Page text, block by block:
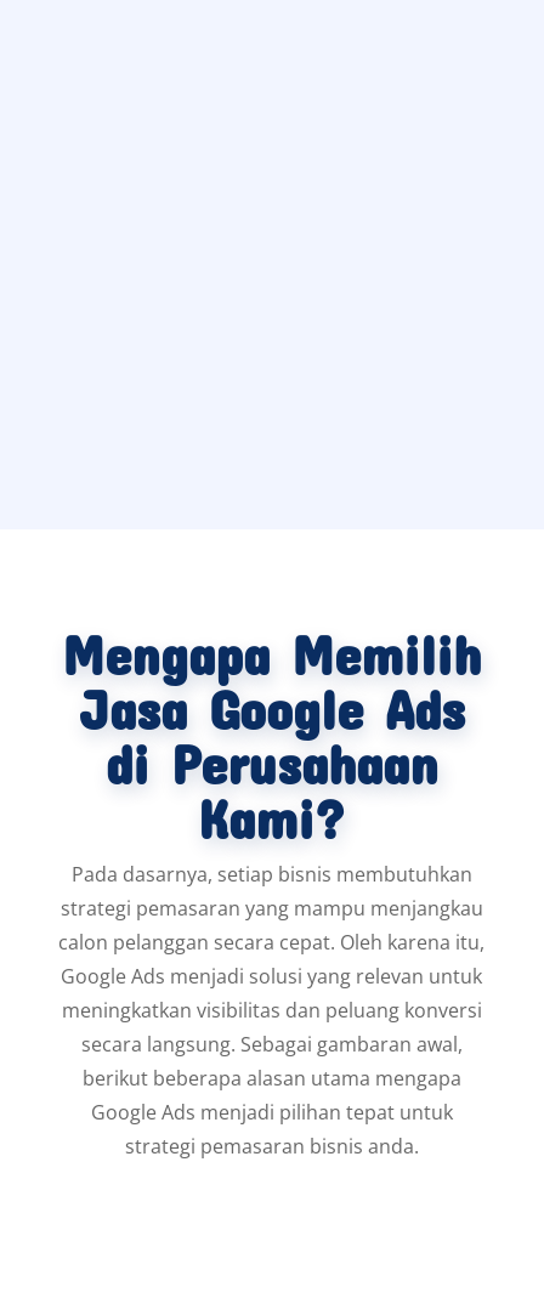
Kami mengoptimalkan iklan agar hanya
menjangkau calon pelanggan yang benar-benar
membutuhkan produk anda.
Hasil Cepat & Terukur
Kampanye dapat langsung aktif. Selain itu, anda
dapat memantau performanya secara real-time.